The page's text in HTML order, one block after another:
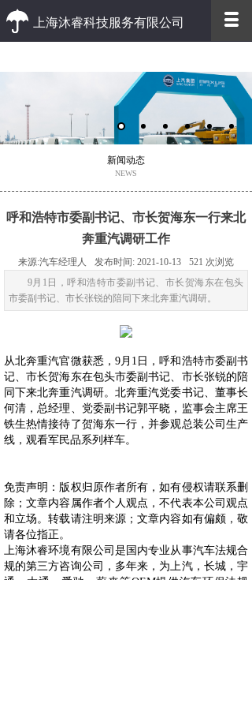
上海沐睿科技服务有限公司
优质的客户服务 高效的办事效率
新闻动态
NEWS
呼和浩特市委副书记、市长贺海东一行来北
奔重汽调研工作
来源:汽车经理人 发布时间: 2021-10-13 521 次浏览
9月1日，呼和浩特市委副书记、市长贺海东在包头
市委副书记、市长张锐的陪同下来北奔重汽调研。
从北奔重汽官微获悉，9月1日，呼和浩特市委副书
记、市长贺海东在包头市委副书记、市长张锐的陪
同下来北奔重汽调研。北奔重汽党委书记、董事长
何清，总经理、党委副书记郭平晓，监事会主席王
铁生热情接待了贺海东一行，并参观总装公司生产
线，观看军民品系列样车。
免责声明：版权归原作者所有，如有侵权请联系删
除；文章内容属作者个人观点，不代表本公司观点
和立场。转载请注明来源；文章内容如有偏颇，敬
请各位指正。
上海沐睿环境有限公司是国内专业从事汽车法规合
规的第三方咨询公司，多年来，为上汽，长城，宇
通，大通，爱驰，蔚来等OEM提供汽车环保法规